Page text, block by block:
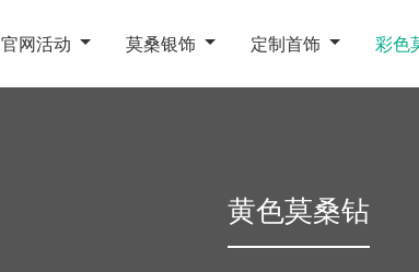
官网活动 莫桑银饰 定制首饰 彩色
黄色莫桑钻